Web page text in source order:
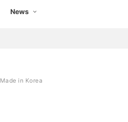
News
Made in Korea